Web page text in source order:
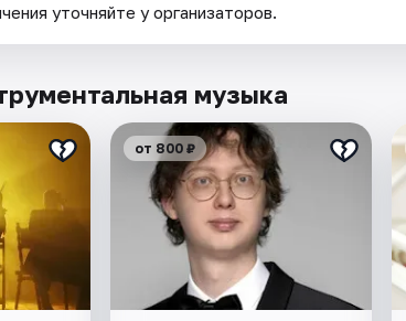
уточняйте у организаторов.
музыка
от 800 ₽